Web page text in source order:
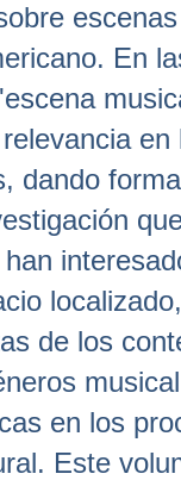
En
en
dando
de los
en los
Este